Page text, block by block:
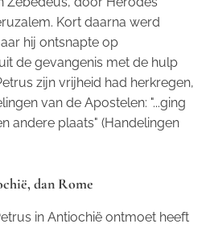
Kort daarna werd
hij ontsnapte op
de gevangenis met de hulp
zijn vrijheid had herkregen,
van de Apostelen: "...ging
andere plaats" (Handelingen
dan Rome
in Antiochië ontmoet heeft